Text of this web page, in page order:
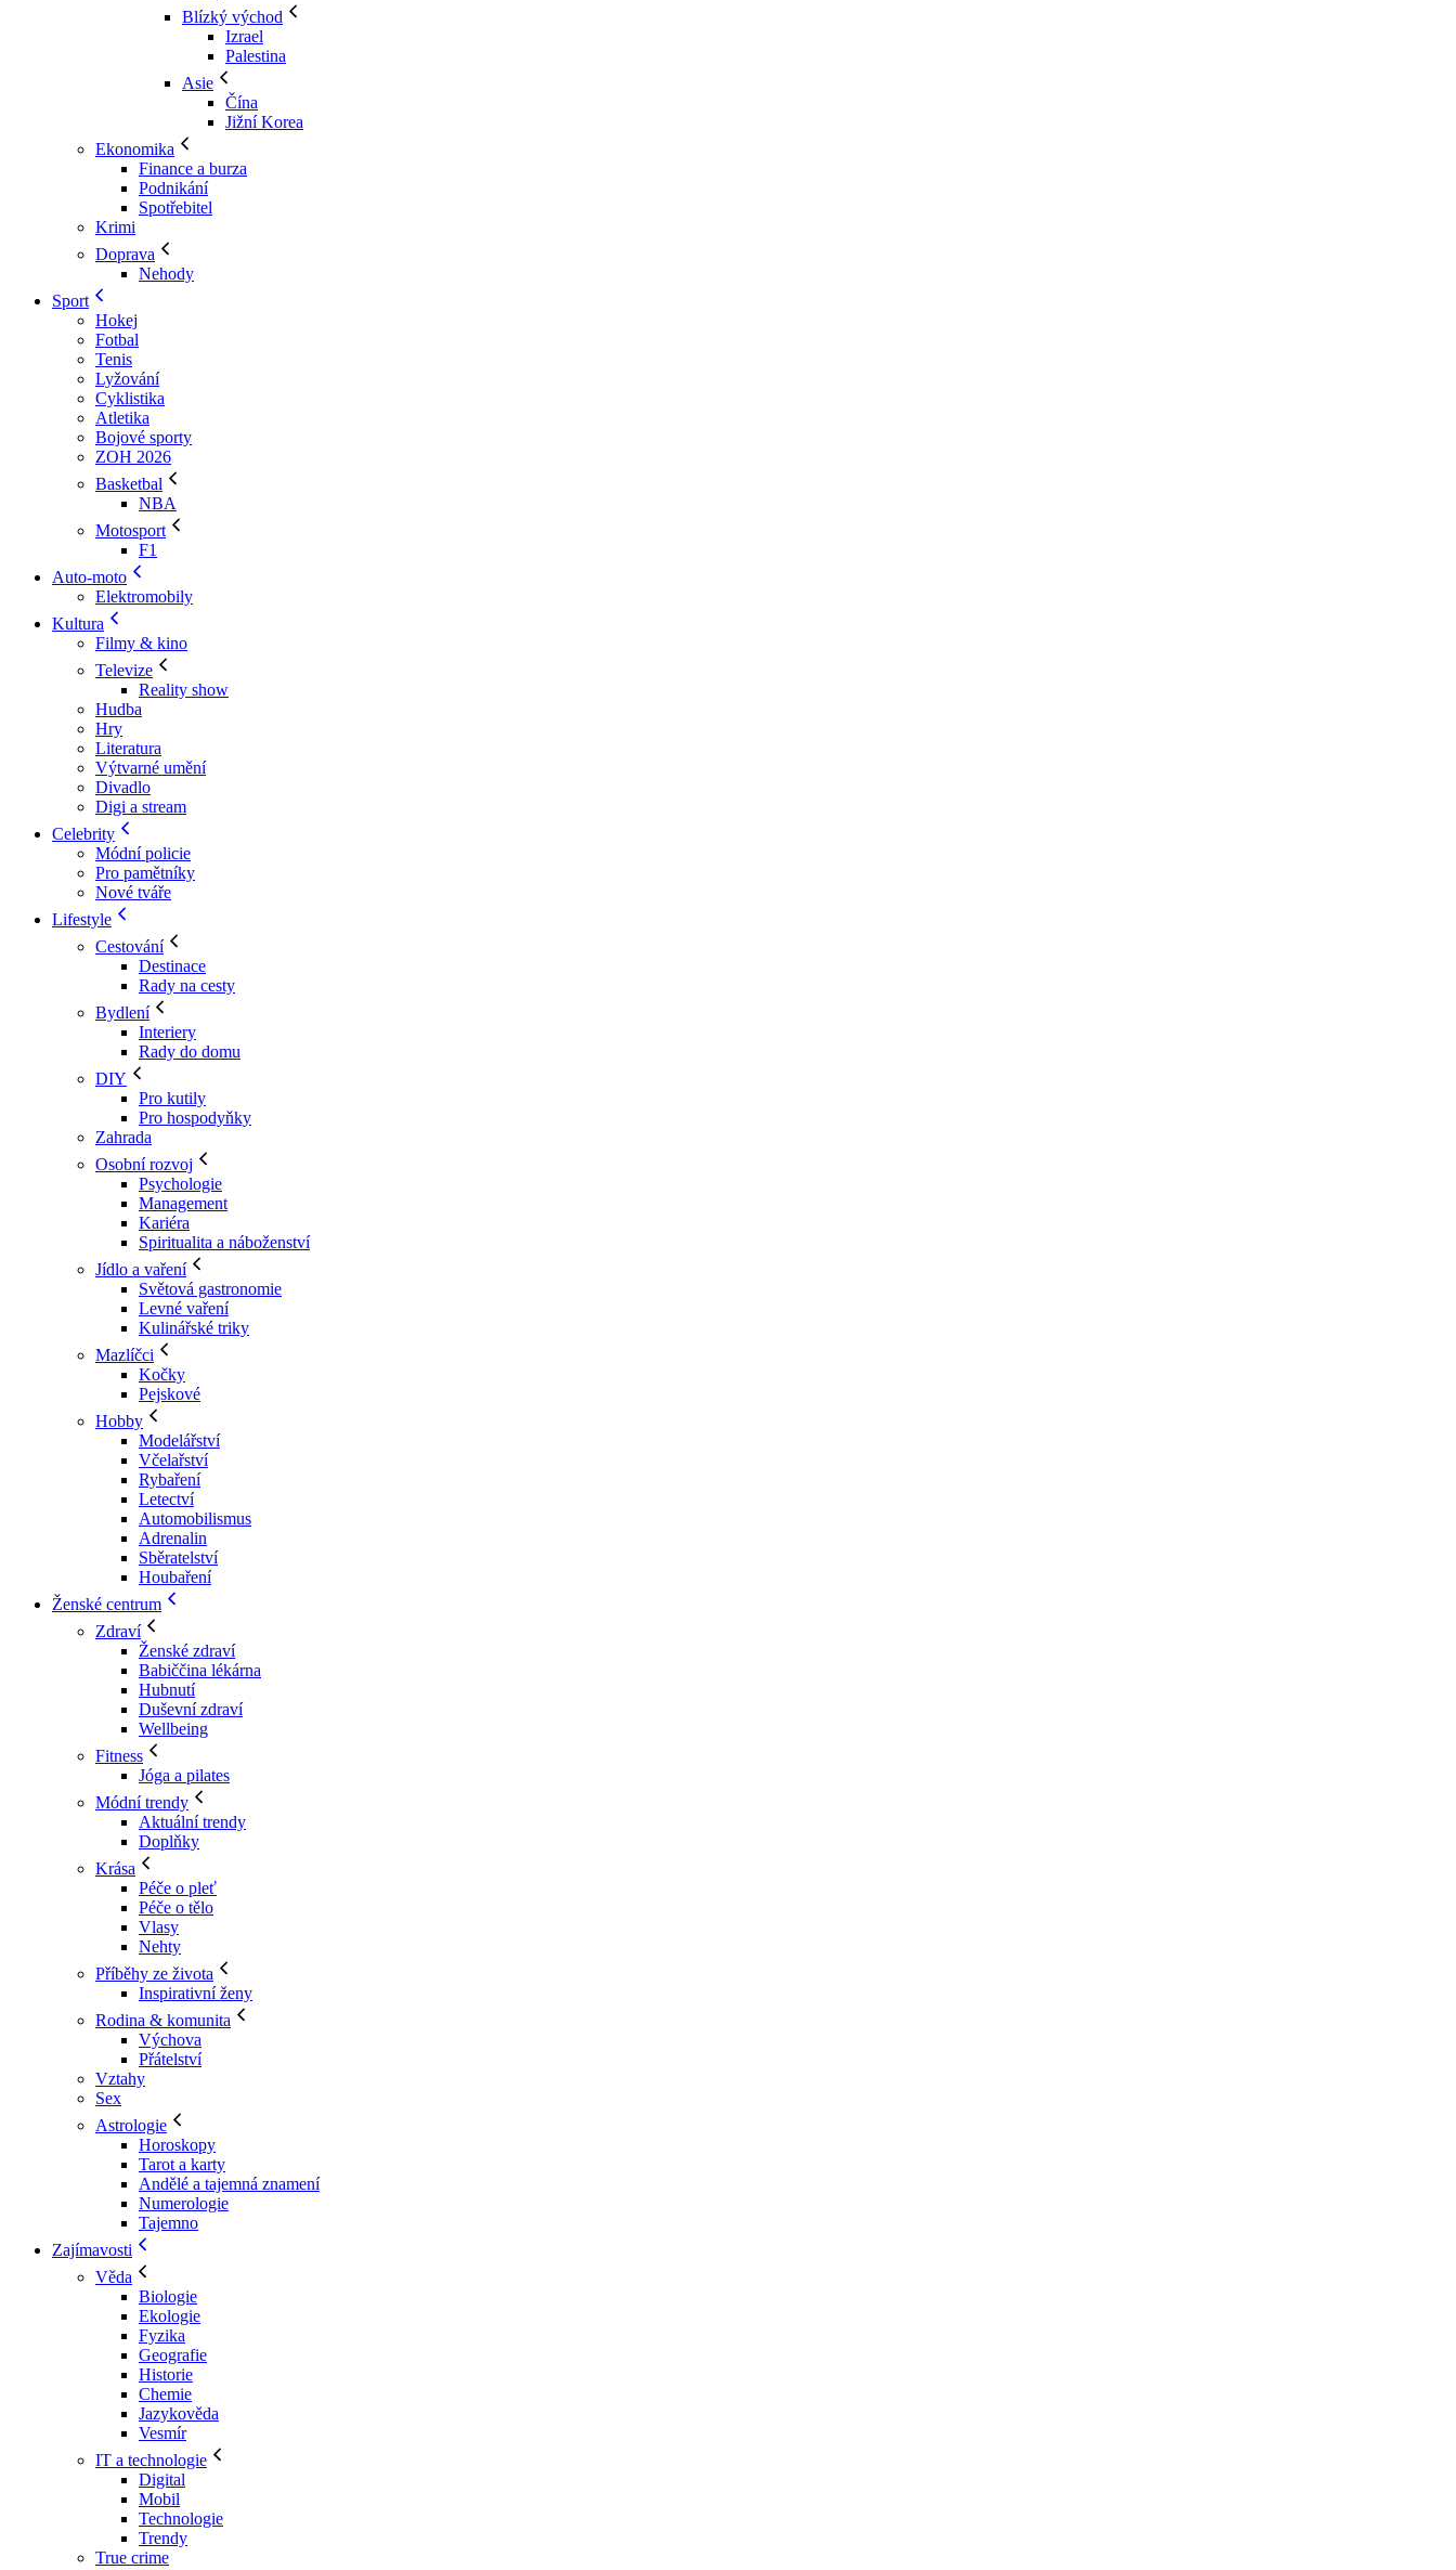
Blízký východ
Izrael
Palestina
Asie
Čína
Jižní Korea
Ekonomika
Finance a burza
Podnikání
Spotřebitel
Krimi
Doprava
Nehody
Sport
Hokej
Fotbal
Tenis
Lyžování
Cyklistika
Atletika
Bojové sporty
ZOH 2026
Basketbal
NBA
Motosport
F1
Auto-moto
Elektromobily
Kultura
Filmy & kino
Televize
Reality show
Hudba
Hry
Literatura
Výtvarné umění
Divadlo
Digi a stream
Celebrity
Módní policie
Pro pamětníky
Nové tváře
Lifestyle
Cestování
Destinace
Rady na cesty
Bydlení
Interiery
Rady do domu
DIY
Pro kutily
Pro hospodyňky
Zahrada
Osobní rozvoj
Psychologie
Management
Kariéra
Spiritualita a náboženství
Jídlo a vaření
Světová gastronomie
Levné vaření
Kulinářské triky
Mazlíčci
Kočky
Pejskové
Hobby
Modelářství
Včelařství
Rybaření
Letectví
Automobilismus
Adrenalin
Sběratelství
Houbaření
Ženské centrum
Zdraví
Ženské zdraví
Babiččina lékárna
Hubnutí
Duševní zdraví
Wellbeing
Fitness
Jóga a pilates
Módní trendy
Aktuální trendy
Doplňky
Krása
Péče o pleť
Péče o tělo
Vlasy
Nehty
Příběhy ze života
Inspirativní ženy
Rodina & komunita
Výchova
Přátelství
Vztahy
Sex
Astrologie
Horoskopy
Tarot a karty
Andělé a tajemná znamení
Numerologie
Tajemno
Zajímavosti
Věda
Biologie
Ekologie
Fyzika
Geografie
Historie
Chemie
Jazykověda
Vesmír
IT a technologie
Digital
Mobil
Technologie
Trendy
True crime